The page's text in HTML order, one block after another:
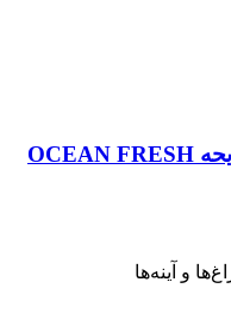
شیشه شوی غلیظ 1 به 100 با رایحه OCEAN FRESH
و آینه‌ها